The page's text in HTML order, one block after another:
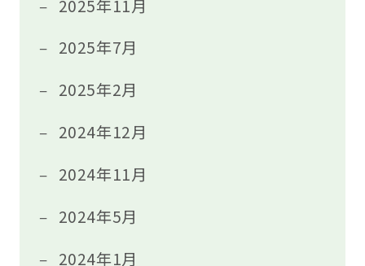
2025年11月
2025年7月
2025年2月
2024年12月
2024年11月
2024年5月
2024年1月